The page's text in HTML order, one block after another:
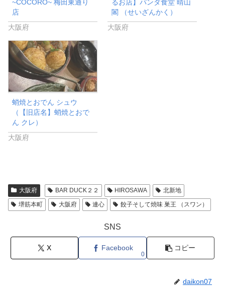
~COCORO~ 梅田東通り
店
大阪府
るお店】パンダ食堂 晴山
閣 （せいざんかく）
大阪府
蛸焼とおでん シュウ
（【旧店名】蛸焼とおで
ん クレ）
大阪府
大阪府 BAR DUCK２２ HIROSAWA
北新地
堺筋本町
大阪府 連心 餃子そして焼味 巣王 （スワン）
SNS
X Facebook
0
コピー
daikon07